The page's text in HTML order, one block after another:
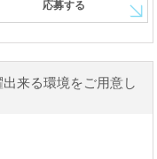
応募する
来る環境をご用意し